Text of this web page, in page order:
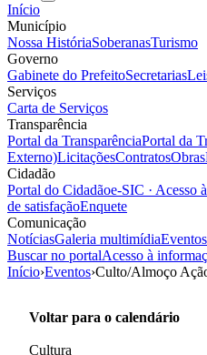
Início
Município
Nossa HistóriaSoberanasTurismo
Governo
Gabinete do PrefeitoSecretarias
Serviços
Carta de Serviços
Transparência
Portal da TransparênciaPortal da
Externo)LicitaçõesContratosObras
Cidadão
Portal do Cidadãoe-SIC · Acesso
de satisfaçãoEnquete
Comunicação
NotíciasGaleria multimídiaEventos
Buscar no portalAcesso à
Início›Eventos›Culto/Almoço
Voltar para o calendário
Cultura